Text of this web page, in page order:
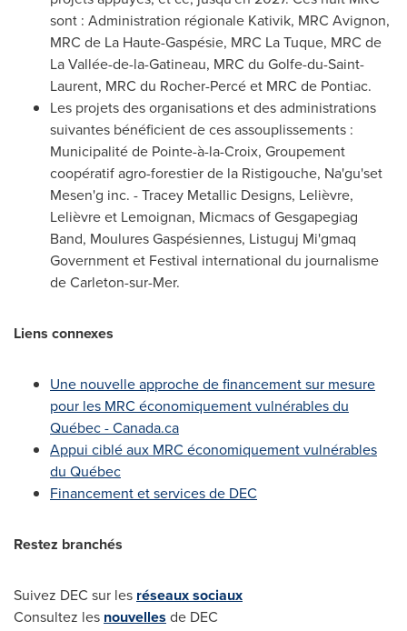
sont : Administration régionale Kativik, MRC Avignon,
MRC de La Haute-Gaspésie, MRC La Tuque, MRC de
La Vallée-de-la-Gatineau, MRC du Golfe-du-Saint-
Laurent, MRC du Rocher-Percé et MRC de Pontiac.
Les projets des organisations et des administrations
suivantes bénéficient de ces assouplissements :
Municipalité de Pointe-à-la-Croix, Groupement
coopératif agro-forestier de la Ristigouche, Na'gu'set
Mesen'g inc. - Tracey Metallic Designs, Lelièvre,
Lelièvre et Lemoignan, Micmacs of Gesgapegiag
Band, Moulures Gaspésiennes, Listuguj Mi'gmaq
Government et Festival international du journalisme
deCarleton-sur-Mer.
Liens connexes
Une nouvelle approche de financement sur mesure
pour les MRC économiquement vulnérables du
Québec - Canada.ca
Appui ciblé aux MRC économiquement vulnérables
du Québec
Financement et services de DEC
Restez branchés
Suivez DEC sur les réseaux sociaux
Consultez les nouvelles de DEC